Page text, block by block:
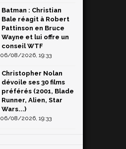
Batman : Christian
Bale réagit à Robert
Pattinson en Bruce
Wayne et lui offre un
conseil WTF
06/08/2026, 19:33
Christopher Nolan
dévoile ses 30 films
préférés (2001, Blade
Runner, Alien, Star
Wars...)
06/08/2026, 19:33